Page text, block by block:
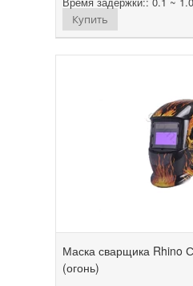
Купить
Маска сварщика Rhino
(огонь)